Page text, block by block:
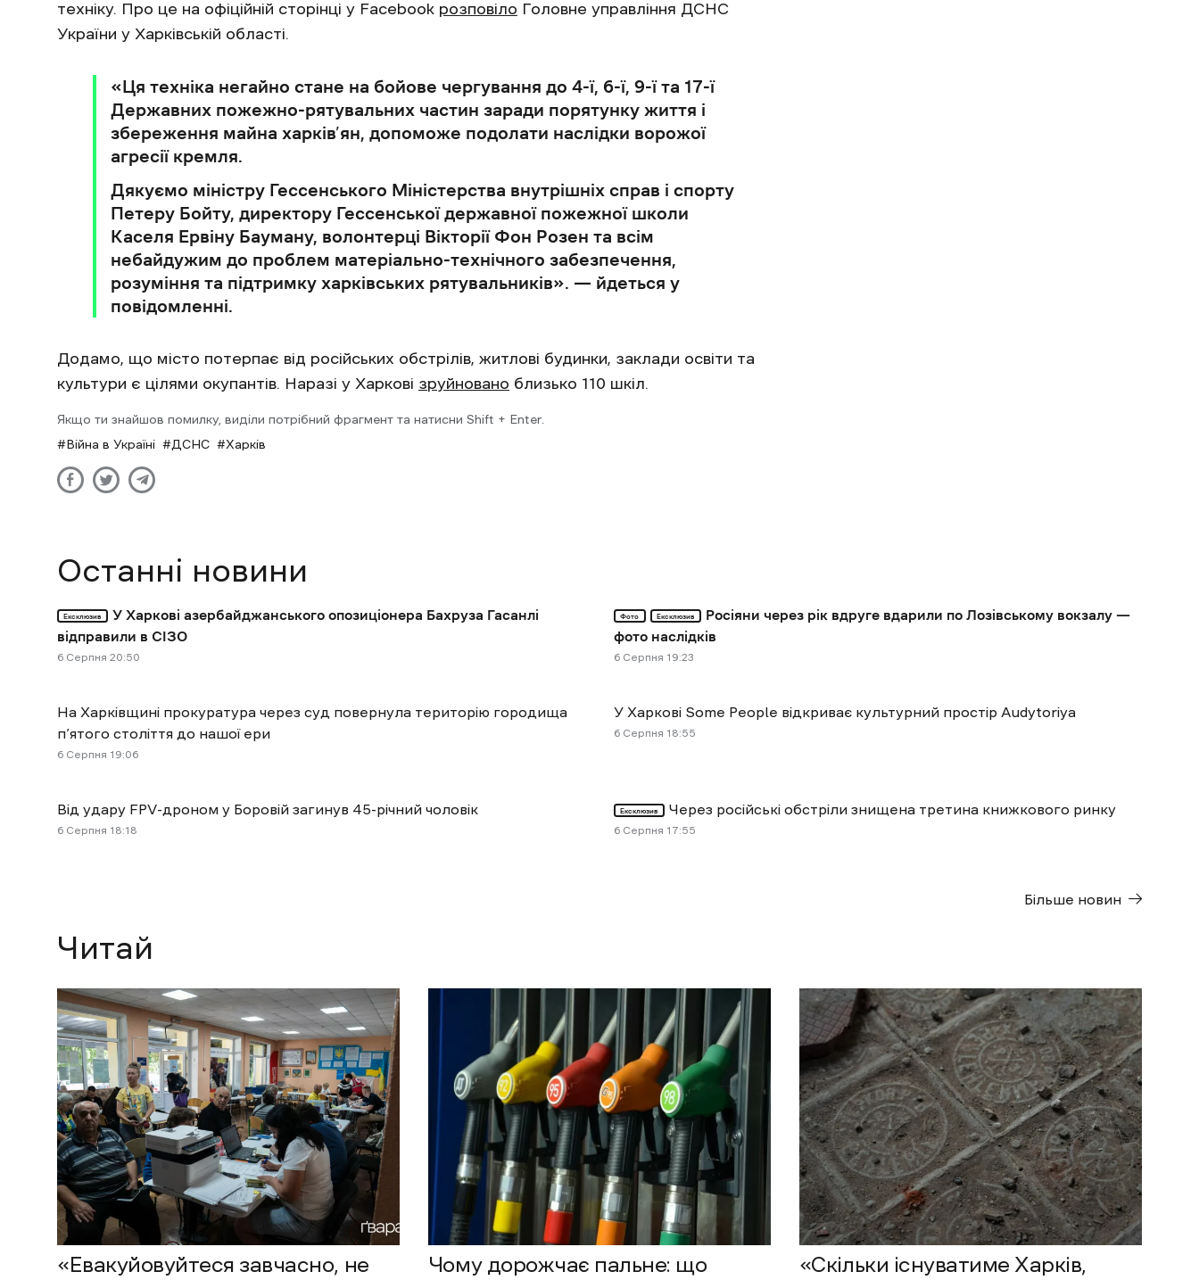
техніку. Про це на офіційній сторінці у Facebook розповіло Головне управління ДСНС
України у Харківській області.
«Ця техніка негайно стане на бойове чергування до 4-ї, 6-ї, 9-ї та 17-ї
Державних пожежно-рятувальних частин заради порятунку життя і
збереження майна харків’ян, допоможе подолати наслідки ворожої
агресії кремля.
Дякуємо міністру Гессенського Міністерства внутрішніх справ і спорту
Петеру Бойту, директору Гессенської державної пожежної школи
Каселя Ервіну Бауману, волонтерці Вікторії Фон Розен та всім
небайдужим до проблем матеріально-технічного забезпечення,
розуміння та підтримку харківських рятувальників». — йдеться у
повідомленні.
Додамо, що місто потерпає від російських обстрілів, житлові будинки, заклади освіти та
культури є цілями окупантів. Наразі у Харкові зруйновано близько 110 шкіл.
Якщо ти знайшов помилку, виділи потрібний фрагмент та натисни Shift + Enter.
Війна в Україні
ДСНС Харків
Останні новини
Ексклюзив
У Харкові азербайджанського опозиціонера Бахруза Гасанлі
відправили в СІЗО
6 Cерпня 20:50
Фото Ексклюзив
Росіяни через рік вдруге вдарили по Лозівському вокзалу —
фото наслідків
6 Cерпня 19:23
На Харківщині прокуратура через суд повернула територію городища
п’ятого століття до нашої ери
6 Cерпня 19:06
У Харкові Some People відкриває культурний простір Audytoriya
6 Cерпня 18:55
Від удару FPV-дроном у Боровій загинув 45-річний чоловік
6 Cерпня 18:18
Ексклюзив Через російські обстріли знищена третина книжкового ринку
6 Cерпня 17:55
Більше новин
Читай
«Евакуйовуйтеся завчасно, не
Чому дорожчає пальне: що
«Скільки існуватиме Харків,